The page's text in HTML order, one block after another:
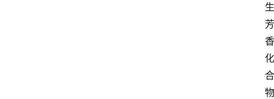
生
芳
香
化
合
物